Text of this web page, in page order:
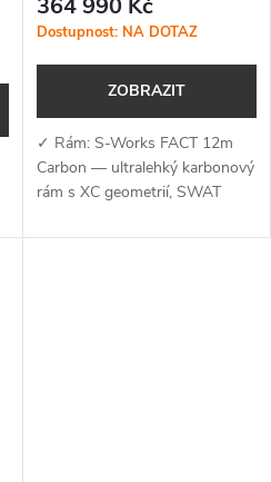
Impasto
364 990 Kč
Dostupnost: NA DOTAZ
ZOBRAZIT
✓ Rám: S-Works FACT 12m
Carbon — ultralehký karbonový
rám s XC geometrií, SWAT
bezdrátový pohon ✓ Vidlice: